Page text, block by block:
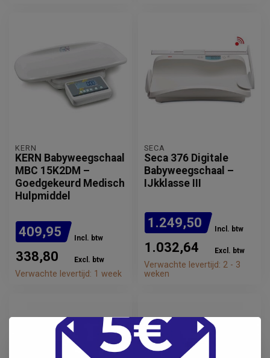
KERN
KERN Babyweegschaal
MBC 15K2DM –
Goedgekeurd Medisch
Hulpmiddel
409,95 Incl. btw
338,80 Excl. btw
Verwachte levertijd: 1 week
SECA
Seca 376 Digitale
Babyweegschaal –
IJkklasse III
1.249,50 Incl. btw
1.032,64 Excl. btw
Verwachte levertijd: 2 - 3
weken